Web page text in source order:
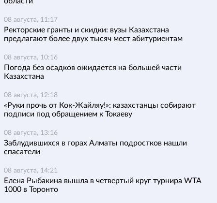
08 августа, 11:17
Ректорские гранты и скидки: вузы Казахстана
предлагают более двух тысяч мест абитуриентам
08 августа, 10:16
Погода без осадков ожидается на большей части
Казахстана
08 августа, 12:18
«Руки прочь от Кок-Жайляу!»: казахстанцы собирают
подписи под обращением к Токаеву
08 августа, 13:16
Заблудившихся в горах Алматы подростков нашли
спасатели
08 августа, 14:21
Елена Рыбакина вышла в четвертый круг турнира WTA
1000 в Торонто